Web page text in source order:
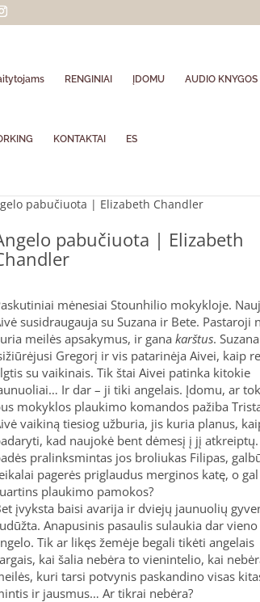
RENGINIAI ĮDOMU AUDIO KNYGOS
KONTAKTAI ES
pabučiuota | Elizabeth Chandler
pabučiuota | Elizabeth
mėnesiai Stounhilio mokykloje.
susidraugauja su Suzana ir Bete. Pastaroji
meilės apsakymus, ir ganakarštus. Suzana
Gregorį ir vis patarinėja Aivei, kaip
su vaikinais. Tik štai Aivei patinka kitokie
Ir dar – ji tiki angelais. Įdomu, ar
mokyklos plaukimo komandos pažiba
vaikiną tiesiog užburia, jis kuria planus,
kad naujokė bent dėmesį į jį atkreiptų.
pralinksmintas jos broliukas Filipas,
pagerės priglaudus merginos katę, o
plaukimo pamokos?
įvyksta baisi avarija ir dviejų jaunuolių
Anapusinis pasaulis sulaukia dar vieno
Tik ar likęs žemėje begali tikėti angelais
kai šalia nebėra to vienintelio, kai
kuri tarsi potvynis paskandino visas
ir jausmus… Ar tikrai nebėra?